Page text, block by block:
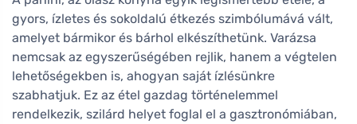
gyors, ízletes és sokoldalú étkezés szimbólumává vált,
amelyet bármikor és bárhol elkészíthetünk. Varázsa
nemcsak az egyszerűségében rejlik, hanem a végtelen
lehetőségekben is, ahogyan saját ízlésünkre
szabhatjuk. Ez az étel gazdag történelemmel
rendelkezik, szilárd helyet foglal el a gasztronómiában,